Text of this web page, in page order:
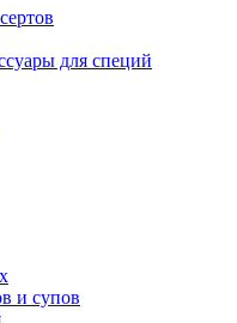
для специй
и супов